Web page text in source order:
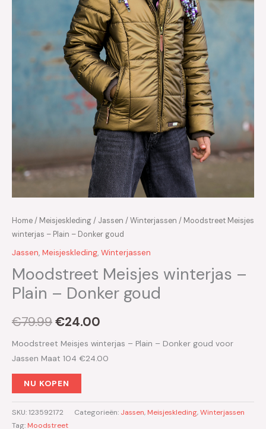
Home/ Meisjeskleding/ Jassen /Winterjassen / Moodstreet Meisjes
winterjas – Plain – Donker goud
Jassen, Meisjeskleding, Winterjassen
Moodstreet Meisjes winterjas –
Plain – Donker goud
€79.99€24.00
Moodstreet Meisjes winterjas – Plain – Donker goud voor
Jassen Maat 104 €24.00
NU KOPEN
SKU:123592172 Categorieën: Jassen, Meisjeskleding,Winterjassen
Tag: Moodstreet